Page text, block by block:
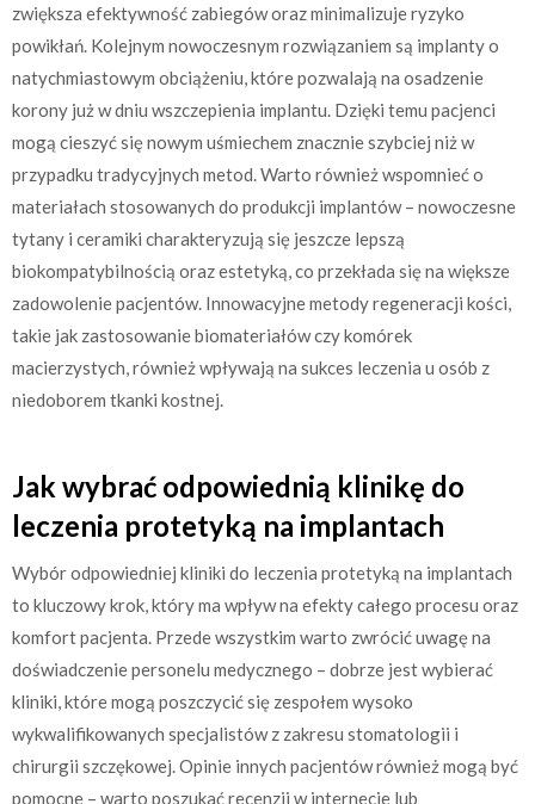
zwiększa efektywność zabiegów oraz minimalizuje ryzyko
powikłań. Kolejnym nowoczesnym rozwiązaniem są implanty o
natychmiastowym obciążeniu, które pozwalają na osadzenie
korony już w dniu wszczepienia implantu. Dzięki temu pacjenci
mogą cieszyć się nowym uśmiechem znacznie szybciej niż w
przypadku tradycyjnych metod. Warto również wspomnieć o
materiałach stosowanych do produkcji implantów – nowoczesne
tytany i ceramiki charakteryzują się jeszcze lepszą
biokompatybilnością oraz estetyką, co przekłada się na większe
zadowolenie pacjentów. Innowacyjne metody regeneracji kości,
takie jak zastosowanie biomateriałów czy komórek
macierzystych, również wpływają na sukces leczenia u osób z
niedoborem tkanki kostnej.
Jak wybrać odpowiednią klinikę do
leczenia protetyką na implantach
Wybór odpowiedniej kliniki do leczenia protetyką na implantach
to kluczowy krok, który ma wpływ na efekty całego procesu oraz
komfort pacjenta. Przede wszystkim warto zwrócić uwagę na
doświadczenie personelu medycznego – dobrze jest wybierać
kliniki, które mogą poszczycić się zespołem wysoko
wykwalifikowanych specjalistów z zakresu stomatologii i
chirurgii szczękowej. Opinie innych pacjentów również mogą być
pomocne – warto poszukać recenzji w internecie lub